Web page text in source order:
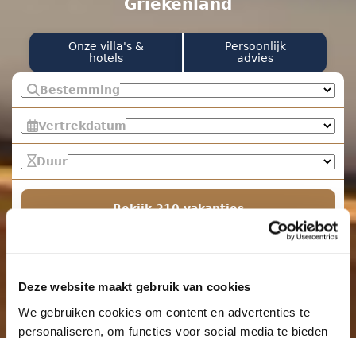
Deze website maakt gebruik van cookies
We gebruiken cookies om content en advertenties te
personaliseren, om functies voor social media te bieden
Griekenland
Onze villa's &
hotels
Persoonlijk
advies
Bestemming
Vertrekdatum
Duur
Bekijk 210 vakanties